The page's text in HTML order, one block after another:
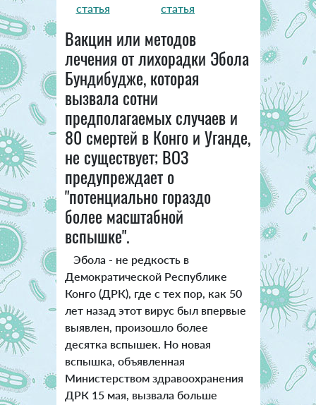
статья
статья
Вакцин или методов
лечения от лихорадки Эбола
Бундибудже, которая
вызвала сотни
предполагаемых случаев и
80 смертей в Конго и Уганде,
не существует; ВОЗ
предупреждает о
"потенциально гораздо
более масштабной
вспышке".
Эбола - не редкость в
Демократической Республике
Конго (ДРК), где с тех пор, как 50
лет назад этот вирус был впервые
выявлен, произошло более
десятка вспышек. Но новая
вспышка, объявленная
Министерством здравоохранения
ДРК 15 мая, вызвала больше